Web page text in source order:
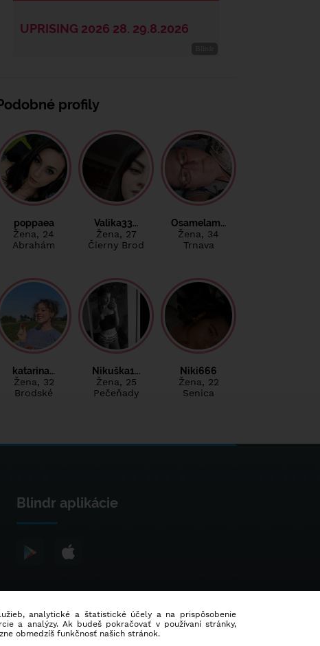
profily
poppaea
Žena, 24
Abrahám
Valika33…
Žena, 27
Čierny Brod
Osamelam…
Žena, 34
Trnava
katarina…
Žena, 32
Brodské
Nikuška1…
Žena, 25
Pečeňady
Niki666
Žena, 22
Senica
Blindr aplikácie
analytické a štatistické účely a na prispôsobenie
a analýzy. Ak budeš pokračovať v používaní stránky,
obmedzíš funkčnosť našich stránok.